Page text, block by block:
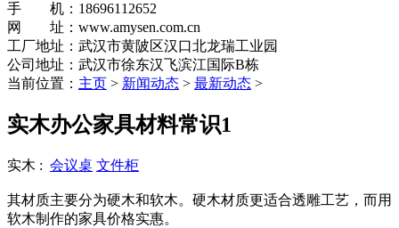
手 机：18696112652
网 址：www.amysen.com.cn
工厂地址：武汉市黄陂区汉口北龙瑞工业园
公司地址：武汉市徐东汉飞滨江国际B栋
当前位置： 主页 > 新闻动态 > 最新动态 >
实木办公家具材料常识1
实木 : 会议桌 文件柜
其材质主要分为硬木和软木。硬木材质更适合透雕工艺，而用
软木制作的家具价格实惠。